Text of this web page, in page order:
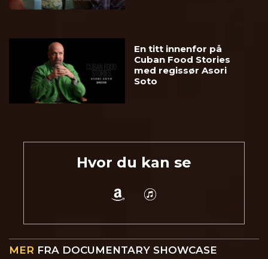
En titt innenfor på
Cuban Food Stories
med regissør Asori
Soto
Hvor du kan se
MER FRA DOCUMENTARY SHOWCASE